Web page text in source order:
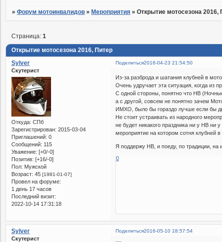
»Форум мотоинвалидов » Мероприятия »Открытие мотосезона 2016,
Открытие мотосезона 2016, Питер
Страница:1
Поделиться2016-04-23 21:54:50
Sylver
Скутерист
Откуда: СПб
Зарегистрирован: 2015-03-04
Приглашений: 0
Сообщений: 115
Уважение: [+0/-0]
Позитив: [+16/-0]
Пол: Мужской
Возраст: 45 [1981-01-07]
Провел на форуме:
1 день 17 часов
Последний визит:
2022-10-14 17:31:18
Из-за разброда и шатания клубней в
Очень удручает эта ситуация, когда из
С одной стороны, понятно что НВ
а с другой, совсем не понятно зачем
ИМХО, было бы гораздо лучше если бы
Не стоит устраивать из народного
не будет никакого праздника ни у НВ ни
мероприятие на котором сотня клубней
Я поддержу НВ, и поеду, по традиции, на
0
Поделиться2016-05-10 18:57:54
Sylver
Скутерист